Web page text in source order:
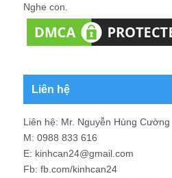
Nghe con.
Liên hệ
Liên hệ: Mr. Nguyễn Hùng Cường
M: 0988 833 616
E: kinhcan24@gmail.com
Fb: fb.com/kinhcan24